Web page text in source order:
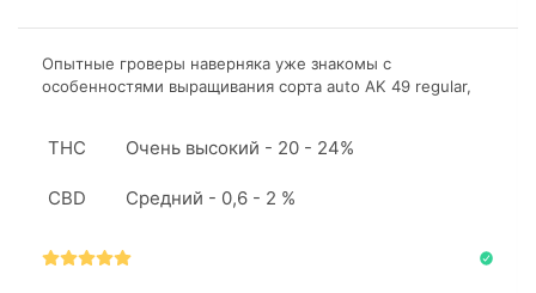
Опытные гроверы наверняка уже знакомы с
особенностями выращивания сорта auto AK 49 regular,
THC Очень высокий - 20 - 24%
CBD Средний - 0,6 - 2 %